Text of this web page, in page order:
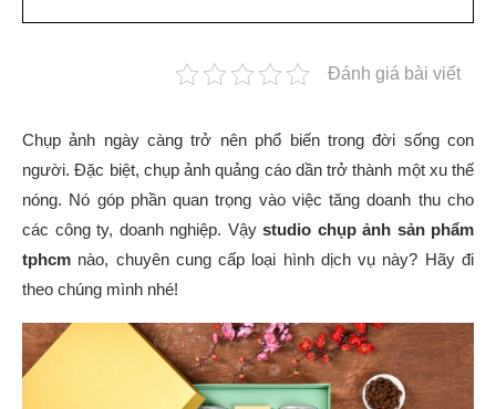
Đánh giá bài viết
Chụp ảnh ngày càng trở nên phổ biến trong đời sống con
người. Đặc biệt, chụp ảnh quảng cáo dần trở thành một xu thế
nóng. Nó góp phần quan trọng vào việc tăng doanh thu cho
các công ty, doanh nghiệp. Vậy studio chụp ảnh sản phẩm
tphcm nào, chuyên cung cấp loại hình dịch vụ này? Hãy đi
theo chúng mình nhé!